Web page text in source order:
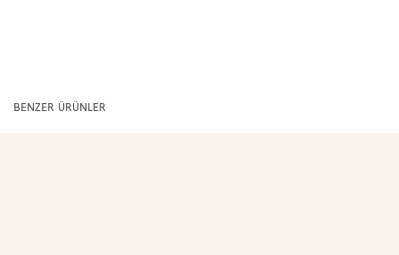
BENZER ÜRÜNLER